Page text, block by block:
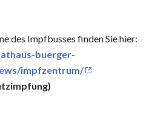
des Impfbusses finden Sie hier:
buerger-
impfzentrum/